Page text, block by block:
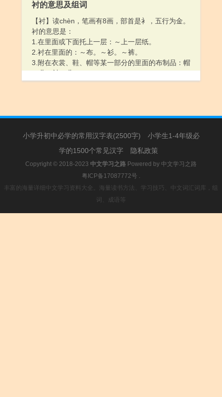
衬的意思及组词
【衬】读chèn，笔画有8画，部首是衤，五行为金。
衬的意思是：
1.在里面或下面托上一层：～上一层纸。
2.衬在里面的：～布。～衫。～裤。
3.附在衣裳、鞋、帽等某一部分的里面的布制品：帽
～儿。袖～儿。
4.陪衬；衬托：绿叶把红花～得更好看了。
小学升初中必学的常用汉字表(2500字)
小学生1-4年级必
学的1500个常见汉字
隐私政策
Copyright © 2018-2023 中文学习之路 Powered by 中文学习之路
粤ICP备17087772号 .
丰富的海量详细中文学习资料大全。海量读书方法、学习技巧、中文词汇词库，组
词、成语等